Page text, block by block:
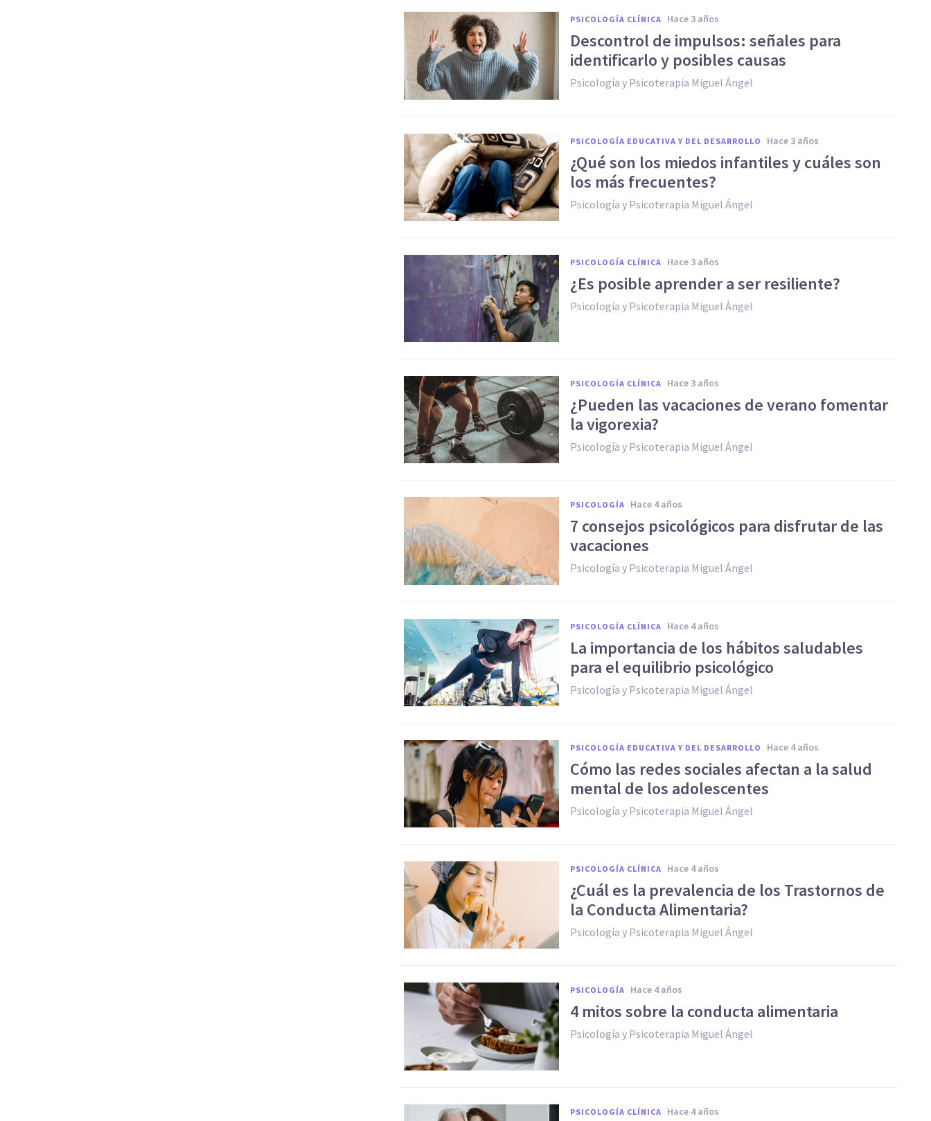
PSICOLOGÍA CLÍNICA hace 3 años
Descontrol de impulsos: señales para
identificarlo y posibles causas
Psicología y Psicoterapia Miguel Ángel
PSICOLOGÍA EDUCATIVA Y DEL DESARROLLO hace 3 años
¿Qué son los miedos infantiles y cuáles son
los más frecuentes?
Psicología y Psicoterapia Miguel Ángel
PSICOLOGÍA CLÍNICA hace 3 años
¿Es posible aprender a ser resiliente?
Psicología y Psicoterapia Miguel Ángel
PSICOLOGÍA CLÍNICA hace 3 años
¿Pueden las vacaciones de verano fomentar
la vigorexia?
Psicología y Psicoterapia Miguel Ángel
PSICOLOGÍA hace 4 años
7 consejos psicológicos para disfrutar de las
vacaciones
Psicología y Psicoterapia Miguel Ángel
PSICOLOGÍA CLÍNICA hace 4 años
La importancia de los hábitos saludables
para el equilibrio psicológico
Psicología y Psicoterapia Miguel Ángel
PSICOLOGÍA EDUCATIVA Y DEL DESARROLLO hace 4 años
Cómo las redes sociales afectan a la salud
mental de los adolescentes
Psicología y Psicoterapia Miguel Ángel
PSICOLOGÍA CLÍNICA hace 4 años
¿Cuál es la prevalencia de los Trastornos de
la Conducta Alimentaria?
Psicología y Psicoterapia Miguel Ángel
PSICOLOGÍA hace 4 años
4 mitos sobre la conducta alimentaria
Psicología y Psicoterapia Miguel Ángel
PSICOLOGÍA CLÍNICA hace 4 años